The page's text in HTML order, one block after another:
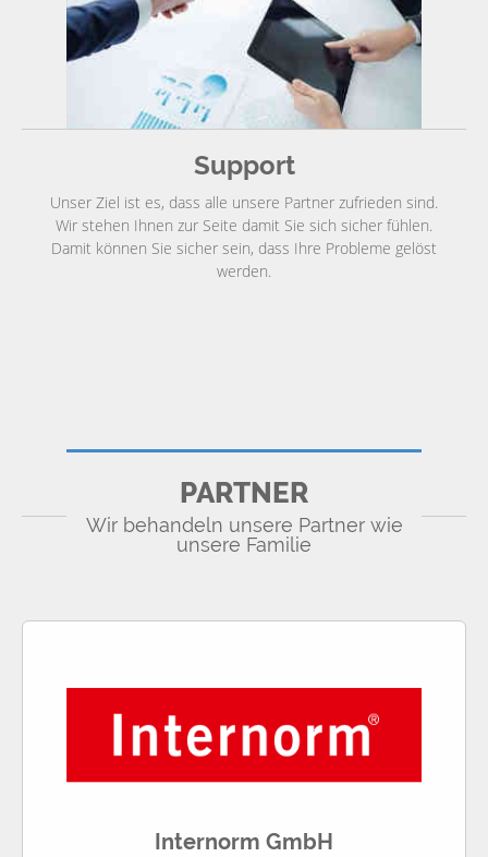
Support
Unser Ziel ist es, dass alle unsere Partner zufrieden sind.
Wir stehen Ihnen zur Seite damit Sie sich sicher fühlen.
Damit können Sie sicher sein, dass Ihre Probleme gelöst
werden.
PARTNER
Wir behandeln unsere Partner wie
unsere Familie
Internorm GmbH